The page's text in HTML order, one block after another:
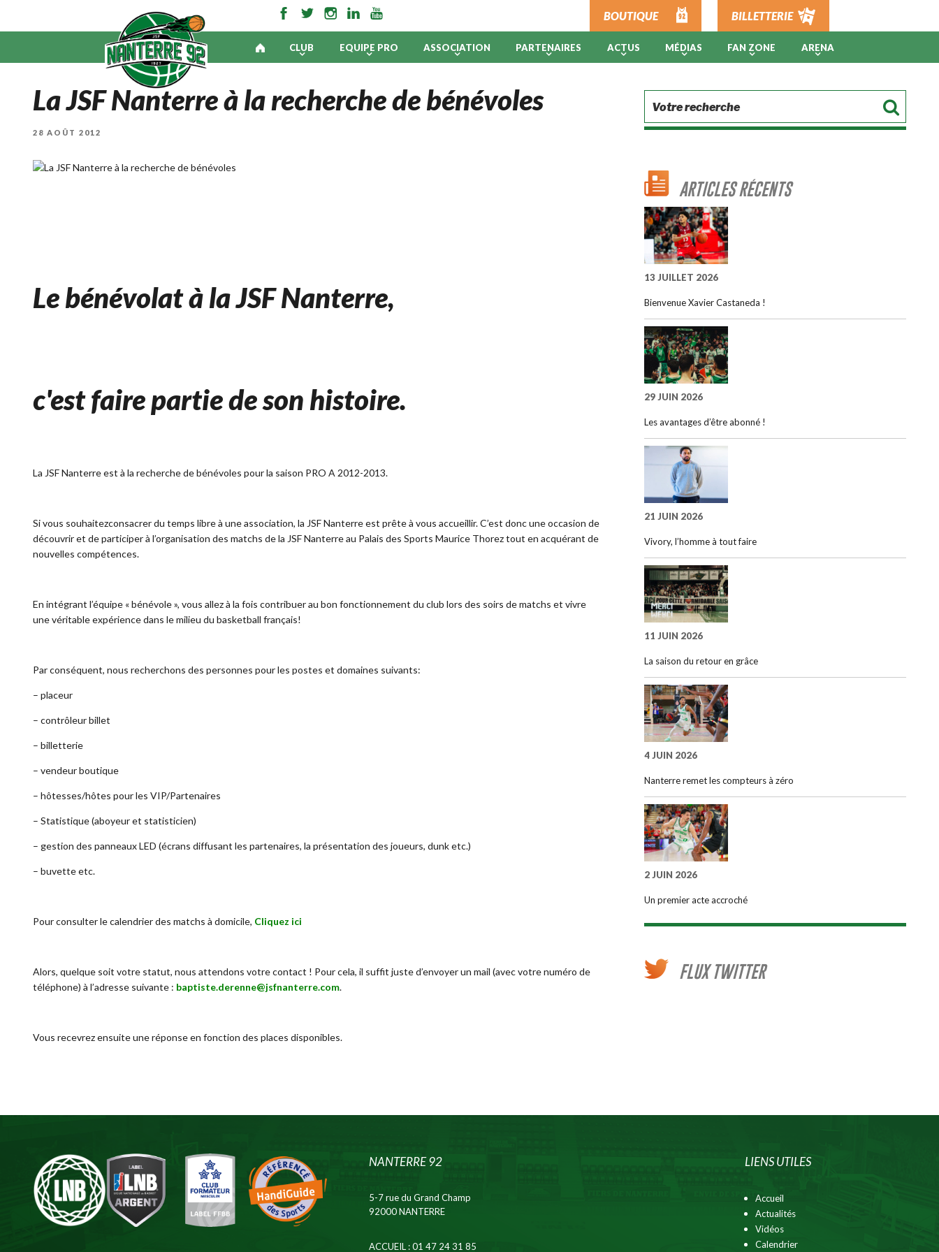
BOUTIQUE BILLETTERIE
CLUB EQUIPE PRO ASSOCIATION PARTENAIRES ACTUS MÉDIAS FAN ZONE ARENA
La JSF Nanterre à la recherche de bénévoles
PUBLIÉ
28 AOÛT 2012
Le bénévolat à la JSF Nanterre,
c'est faire partie de son histoire.
La JSF Nanterre est à la recherche de bénévoles pour la saison PRO A 2012-2013.
Si vous souhaitezconsacrer du temps libre à une association, la JSF Nanterre est prête à vous accueillir. C’est donc une occasion de
découvrir et de participer à l’organisation des matchs de la JSF Nanterre au Palais des Sports Maurice Thorez tout en acquérant de
nouvelles compétences.
En intégrant l’équipe « bénévole », vous allez à la fois contribuer au bon fonctionnement du club lors des soirs de matchs et vivre
une véritable expérience dans le milieu du basketball français!
Par conséquent, nous recherchons des personnes pour les postes et domaines suivants:
– placeur
– contrôleur billet
– billetterie
– vendeur boutique
– hôtesses/hôtes pour les VIP/Partenaires
– Statistique (aboyeur et statisticien)
– gestion des panneaux LED (écrans diffusant les partenaires, la présentation des joueurs, dunk etc.)
– buvette etc.
Pour consulter le calendrier des matchs à domicile, Cliquez ici
Alors, quelque soit votre statut, nous attendons votre contact ! Pour cela, il suffit juste d’envoyer un mail (avec votre numéro de
téléphone) à l’adresse suivante : baptiste.derenne@jsfnanterre.com.
Vous recevrez ensuite une réponse en fonction des places disponibles.
ARTICLES RÉCENTS
13 JUILLET 2026
Bienvenue Xavier Castaneda !
29 JUIN 2026
Les avantages d’être abonné !
21 JUIN 2026
Vivory, l’homme à tout faire
11 JUIN 2026
La saison du retour en grâce
4 JUIN 2026
Nanterre remet les compteurs à zéro
2 JUIN 2026
Un premier acte accroché
FLUX TWITTER
NANTERRE 92
5-7 rue du Grand Champ
92000 NANTERRE
ACCUEIL : 01 47 24 31 85
LIENS UTILES
Accueil
Actualités
Vidéos
Calendrier